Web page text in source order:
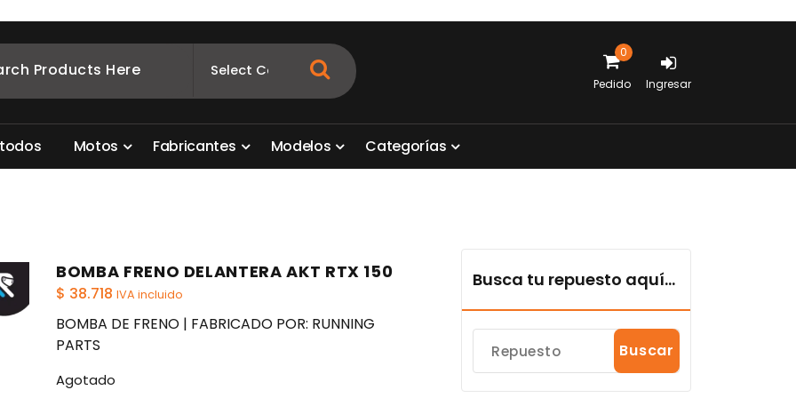
motos. Aquí está lo que necesitas
0
Pedido Ingresar
todos Motos Fabricantes Modelos Categorías
BOMBA FRENO DELANTERA AKT RTX 150
$ 38.718 IVA incluido
BOMBA DE FRENO | FABRICADO POR: RUNNING
PARTS
Agotado
Busca tu repuesto aquí...
Buscar